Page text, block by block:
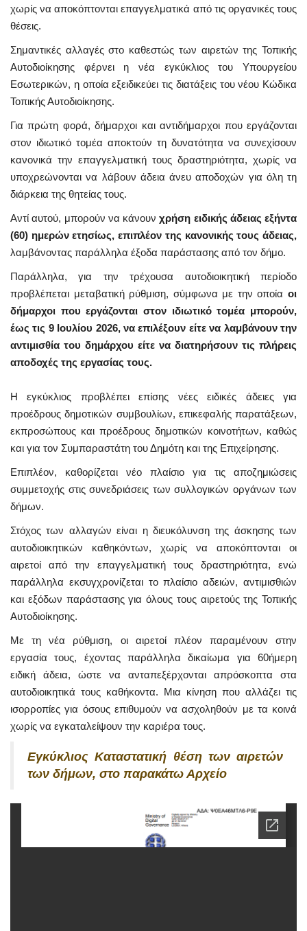
χωρίς να αποκόπτονται επαγγελματικά από τις οργανικές τους
θέσεις.
Σημαντικές αλλαγές στο καθεστώς των αιρετών της Τοπικής
Αυτοδιοίκησης φέρνει η νέα εγκύκλιος του Υπουργείου
Εσωτερικών, η οποία εξειδικεύει τις διατάξεις του νέου Κώδικα
Τοπικής Αυτοδιοίκησης.
Για πρώτη φορά, δήμαρχοι και αντιδήμαρχοι που εργάζονται
στον ιδιωτικό τομέα αποκτούν τη δυνατότητα να συνεχίσουν
κανονικά την επαγγελματική τους δραστηριότητα, χωρίς να
υποχρεώνονται να λάβουν άδεια άνευ αποδοχών για όλη τη
διάρκεια της θητείας τους.
Αντί αυτού, μπορούν να κάνουνχρήση ειδικής άδειας εξήντα
(60) ημερών ετησίως, επιπλέον της κανονικής τους άδειας,
λαμβάνοντας παράλληλα έξοδα παράστασης από τον δήμο.
Παράλληλα, για την τρέχουσα αυτοδιοικητική περίοδο
προβλέπεται μεταβατική ρύθμιση, σύμφωνα με την οποία οι
δήμαρχοι που εργάζονται στον ιδιωτικό τομέα μπορούν,
έως τις 9 Ιουλίου 2026, να επιλέξουν είτε να λαμβάνουν την
αντιμισθία του δημάρχου είτε να διατηρήσουν τις πλήρεις
αποδοχές της εργασίας τους.
Η εγκύκλιος προβλέπει επίσης νέες ειδικές άδειες για
προέδρους δημοτικών συμβουλίων, επικεφαλής παρατάξεων,
εκπροσώπους και προέδρους δημοτικών κοινοτήτων, καθώς
και για τον Συμπαραστάτη του Δημότη και της Επιχείρησης.
Επιπλέον, καθορίζεται νέο πλαίσιο για τις αποζημιώσεις
συμμετοχής στις συνεδριάσεις των συλλογικών οργάνων των
δήμων.
Στόχος των αλλαγών είναι η διευκόλυνση της άσκησης των
αυτοδιοικητικών καθηκόντων, χωρίς να αποκόπτονται οι
αιρετοί από την επαγγελματική τους δραστηριότητα, ενώ
παράλληλα εκσυγχρονίζεται το πλαίσιο αδειών, αντιμισθιών
και εξόδων παράστασης για όλους τους αιρετούς της Τοπικής
Αυτοδιοίκησης.
Με τη νέα ρύθμιση, οι αιρετοί πλέον παραμένουν στην
εργασία τους, έχοντας παράλληλα δικαίωμα για 60ήμερη
ειδική άδεια, ώστε να ανταπεξέρχονται απρόσκοπτα στα
αυτοδιοικητικά τους καθήκοντα. Μια κίνηση που αλλάζει τις
ισορροπίες για όσους επιθυμούν να ασχοληθούν με τα κοινά
χωρίς να εγκαταλείψουν την καριέρα τους.
Εγκύκλιος Καταστατική θέση των αιρετών
των δήμων​‌‍, στο παρακάτω Αρχείο